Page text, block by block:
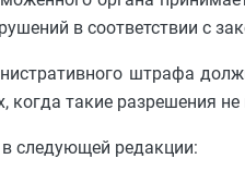
в соответствии с
штрафа
когда такие разрешения
следующей редакции: